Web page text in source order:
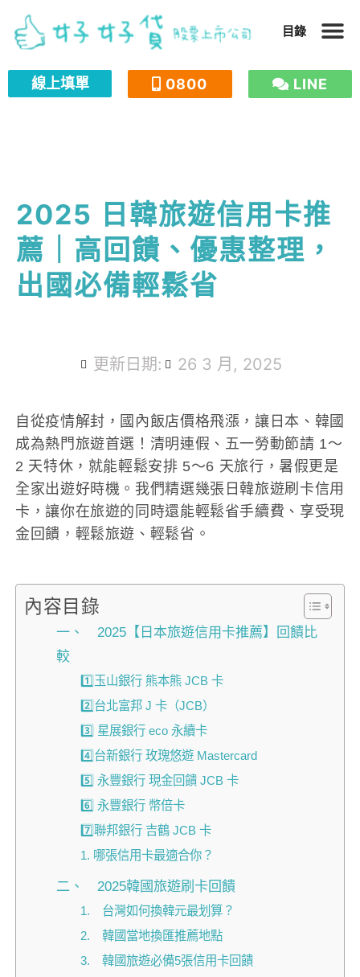
至
主
要
目錄
線上填單 0800 LINE
2025 日韓旅遊信用卡推
薦｜高回饋、優惠整理，
出國必備輕鬆省
更新日期: 26 3 月, 2025
自從疫情解封，國內飯店價格飛漲，讓日本、韓國
成為熱門旅遊首選！清明連假、五一勞動節請 1～
2 天特休，就能輕鬆安排 5～6 天旅行，暑假更是
全家出遊好時機。我們精選幾張日韓旅遊刷卡信用
卡，讓你在旅遊的同時還能輕鬆省手續費、享受現
金回饋，輕鬆旅遊、輕鬆省。
內容目錄
一、 2025【日本旅遊信用卡推薦】回饋比
較
1️⃣玉山銀行 熊本熊 JCB 卡
2️⃣台北富邦 J 卡（JCB）
3️⃣ 星展銀行 eco 永續卡
4️⃣台新銀行 玫瑰悠遊 Mastercard
5️⃣ 永豐銀行 現金回饋 JCB 卡
6️⃣ 永豐銀行 幣倍卡
7️⃣聯邦銀行 吉鶴 JCB 卡
1. 哪張信用卡最適合你？
二、 2025韓國旅遊刷卡回饋
1. 台灣如何換韓元最划算？
2. 韓國當地換匯推薦地點
3. 韓國旅遊必備5張信用卡回饋